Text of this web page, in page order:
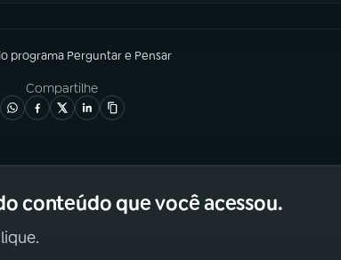
programa Perguntar e Pensar
Compartilhe
conteúdo que você acessou.